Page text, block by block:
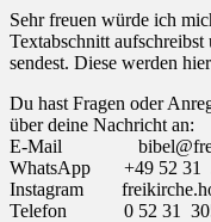
Sehr freuen würde ich
Textabschnitt
sendest. Diese werden
Du hast Fragen oder
über deine Nachricht an:
E-Mail
WhatsApp +49 52 31
Instagram
Telefon 0 52 31 305